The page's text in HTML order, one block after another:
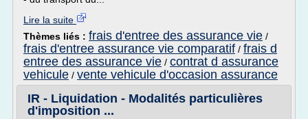
Lire la suite
Thèmes liés : frais d'entree des assurance vie /
frais d'entree assurance vie comparatif / frais d
entree des assurance vie / contrat d assurance
vehicule / vente vehicule d'occasion assurance
IR - Liquidation - Modalités particulières
d'imposition ...